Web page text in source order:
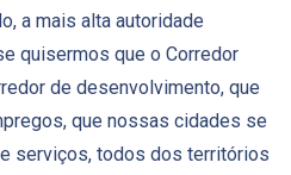
a mais alta autoridade
quisermos que o Corredor
de desenvolvimento, que
que nossas cidades se
serviços, todos dos territórios